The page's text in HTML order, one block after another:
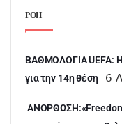
ΡΟΗ
ΒΑΘΜΟΛΟΓΙΑ UEFA: Η
για την 14η θέση
6